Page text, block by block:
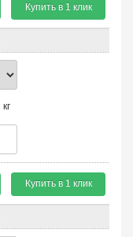
Купить в 1 клик
кг
Купить в 1 клик